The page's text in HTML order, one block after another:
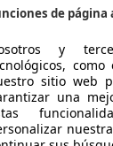
Innovatio
de página
y
sitio web
una